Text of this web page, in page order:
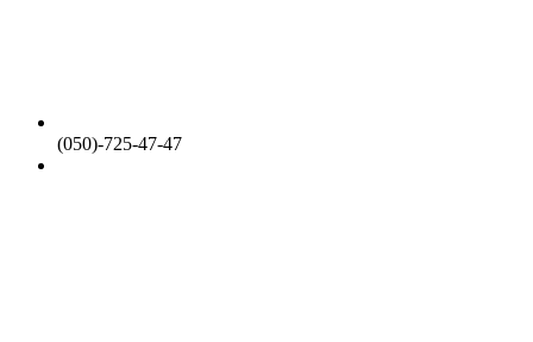
(050)-725-47-47